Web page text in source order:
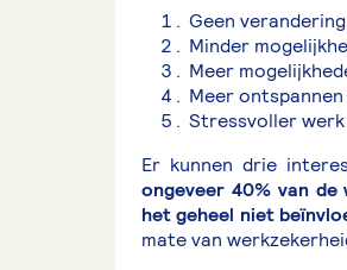
Geen
Minder
Meer
Meer ontspannen
Stressvoller
Er kunnen drie
ongeveer 40% van
het geheel niet
mate van